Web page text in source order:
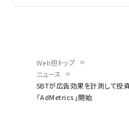
Web担トップ
ニュース
SBTが広告効果を計測して投
「AdMetrics」開始